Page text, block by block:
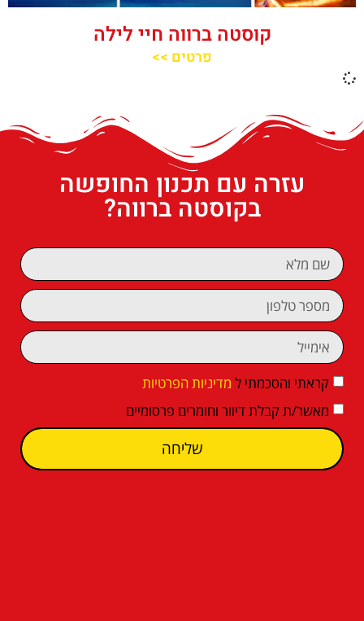
קוסטה ברווה חיי לילה
פרטים >>
עזרה עם תכנון החופשה
בקוסטה ברווה?
קראתי והסכמתי ל מדיניות הפרטיות
מאשר/ת קבלת דיוור וחומרים פרסומיים
שליחה